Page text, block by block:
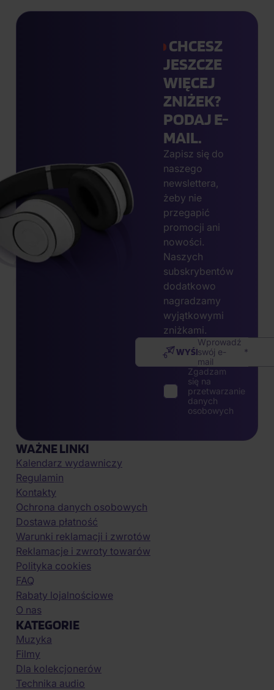
CHCESZ
JESZCZE
WIĘCEJ
ZNIŻEK?
PODAJ E-
MAIL.
Zapisz się do
naszego
newslettera,
żeby nie
przegapić
promocji ani
nowości.
Naszych
subskrybentów
dodatkowo
nagradzamy
wyjątkowymi
zniżkami.
Wprowadź
swój e-
mail
WYŚLIJ
Zgadzam
się na
przetwarzanie
danych
osobowych
WAŻNE LINKI
Kalendarz wydawniczy
Regulamin
Kontakty
Ochrona danych osobowych
Dostawa płatność
Warunki reklamacji i zwrotów
Reklamacje i zwroty towarów
Polityka cookies
FAQ
Rabaty lojalnościowe
O nas
KATEGORIE
Muzyka
Filmy
Dla kolekcjonerów
Technika audio